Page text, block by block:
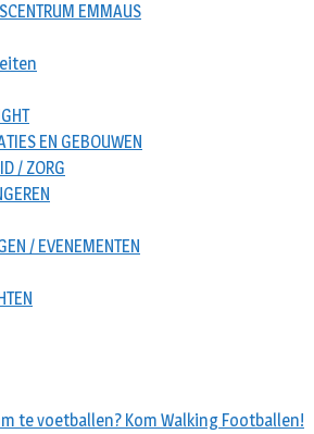
EMMAUS
EN GEBOUWEN
/ ZORG
/ EVENEMENTEN
te voetballen? Kom Walking Footballen!